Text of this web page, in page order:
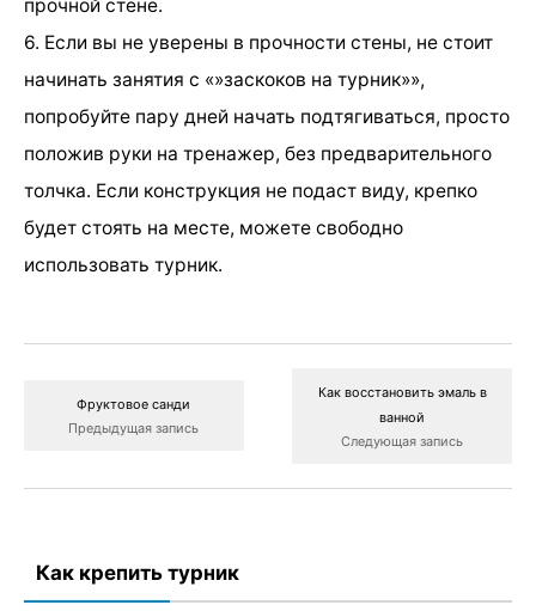
прочной стене.
6. Если вы не уверены в прочности стены, не стоит
начинать занятия с «»заскоков на турник»»,
попробуйте пару дней начать подтягиваться, просто
положив руки на тренажер, без предварительного
толчка. Если конструкция не подаст виду, крепко
будет стоять на месте, можете свободно
использовать турник.
Фруктовое санди
Предыдущая запись
Как восстановить эмаль в
ванной
Следующая запись
Как крепить турник